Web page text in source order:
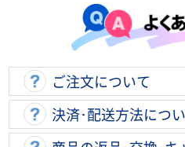
ご注文について
決済･配送方法につ